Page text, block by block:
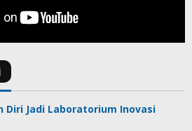
Diri Jadi Laboratorium Inovasi